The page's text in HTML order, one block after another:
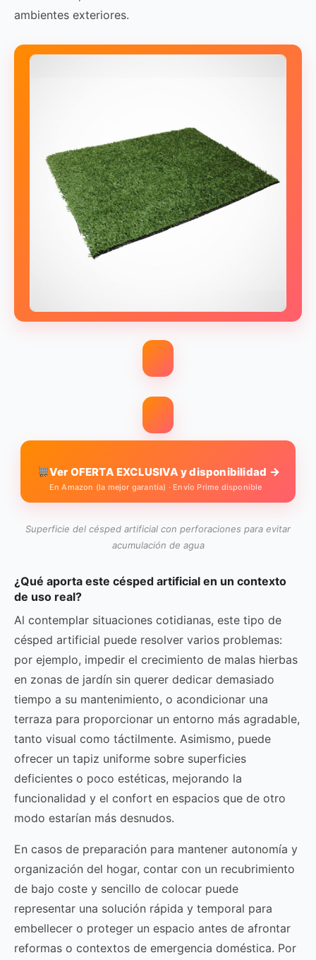
ambientes exteriores.
Ver OFERTA EXCLUSIVA y disponibilidad
En Amazon (la mejor garantía) · Envío Prime disponible
→
Superficie del césped artificial con perforaciones para evitar
acumulación de agua
¿Qué aporta este césped artificial en un contexto
de uso real?
Al contemplar situaciones cotidianas, este tipo de
césped artificial puede resolver varios problemas:
por ejemplo, impedir el crecimiento de malas hierbas
en zonas de jardín sin querer dedicar demasiado
tiempo a su mantenimiento, o acondicionar una
terraza para proporcionar un entorno más agradable,
tanto visual como táctilmente. Asimismo, puede
ofrecer un tapiz uniforme sobre superficies
deficientes o poco estéticas, mejorando la
funcionalidad y el confort en espacios que de otro
modo estarían más desnudos.
En casos de preparación para mantener autonomía y
organización del hogar, contar con un recubrimiento
de bajo coste y sencillo de colocar puede
representar una solución rápida y temporal para
embellecer o proteger un espacio antes de afrontar
reformas o contextos de emergencia doméstica. Por